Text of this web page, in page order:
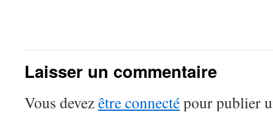
Laisser un commentaire
Vous devezêtre connectépour publier